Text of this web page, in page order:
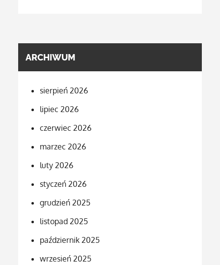
ARCHIWUM
sierpień 2026
lipiec 2026
czerwiec 2026
marzec 2026
luty 2026
styczeń 2026
grudzień 2025
listopad 2025
październik 2025
wrzesień 2025